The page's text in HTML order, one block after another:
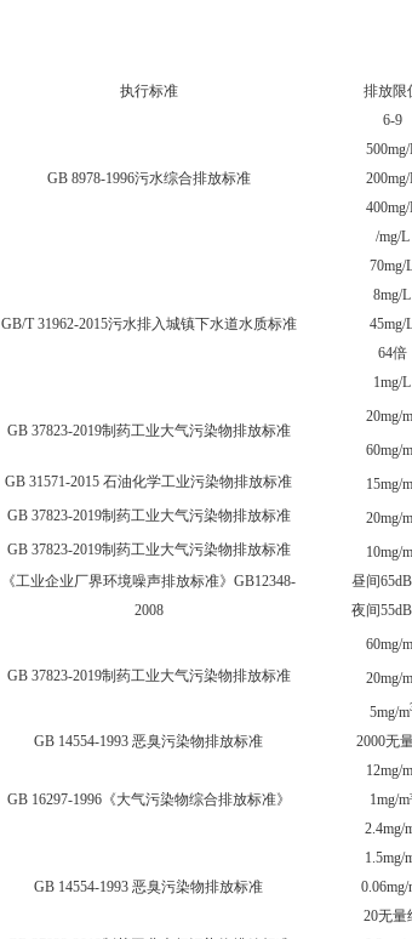
执行标准 排放限
GB 8978-1996污水综合排放标准
6-9
/mg/L
GB/T 31962-2015污水排入城镇下水道水质标准
70mg/
8mg/L
45mg/
64倍
1mg/L
GB 37823-2019制药工业大气污染物排放标准
20mg/m
60mg/m
GB 31571-2015 石油化学工业污染物排放标准 15mg/m
GB 37823-2019制药工业大气污染物排放标准 20mg/m
GB 37823-2019制药工业大气污染物排放标准 10mg/m
《工业企业厂界环境噪声排放标准》GB12348-
2008
昼间
夜间
GB 37823-2019制药工业大气污染物排放标准
60mg/m
20mg/m
5mg/m
GB 14554-1993 恶臭污染物排放标准 2000无
GB 16297-1996《大气污染物综合排放标准》
12mg/
1mg/
2.4mg/
GB 14554-1993 恶臭污染物排放标准
1.5mg/
0.06mg/
20无量